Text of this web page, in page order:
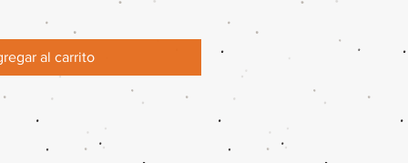
al carrito